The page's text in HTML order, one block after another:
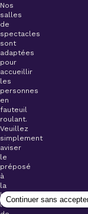
Nos
salles
de
spectacles
sont
adaptées
pour
accueillir
les
personnes
en
fauteuil
roulant.
Veuillez
simplement
aviser
le
préposé
à
la
billetterie
lors